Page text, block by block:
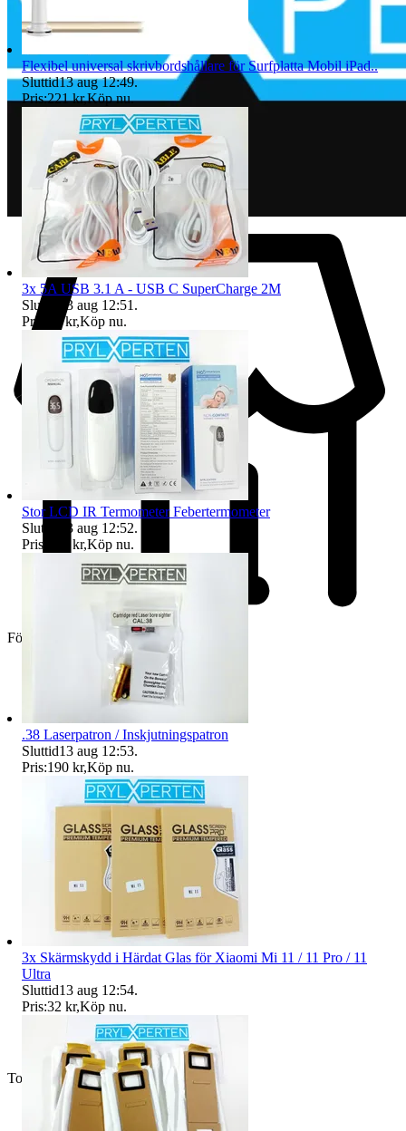
Företag
Toppsäljare
Flexibel universal skrivbordshållare för Surfplatta Mobil iPad..
Sluttid13 aug 12:49.
Pris:221 kr,Köp nu.
3x 5A USB 3.1 A - USB C SuperCharge 2M
Sluttid
13 aug 12:51 .
Pris:
98 kr,Köp nu.
Stor LCD IR Termometer Febertermometer
Sluttid
13 aug 12:52.
Pris:
134 kr,Köp nu.
.38 Laserpatron / Inskjutningspatron
Sluttid13 aug 12:53.
Pris:190 kr,Köp nu.
3x Skärmskydd i Härdat Glas för Xiaomi Mi 11 / 11 Pro / 11
Ultra
Sluttid13 aug 12:54.
Pris:32 kr,Köp nu.